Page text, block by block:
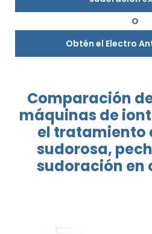
O
Obtén el Electro
Comparación
máquinas de
el tratamiento
sudorosa,
sudoración en